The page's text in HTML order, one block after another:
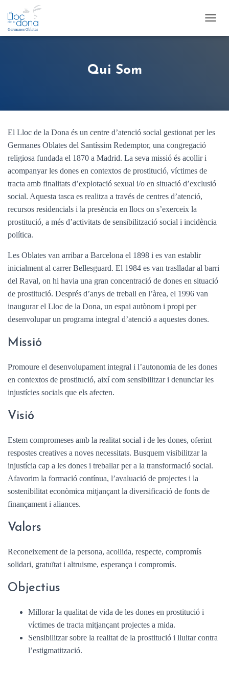
O
A
Qui Som
El Lloc de la Dona és un centre d’atenció social gestionat per les
Germanes Oblates del Santíssim Redemptor, una congregació
religiosa fundada el 1870 a Madrid. La seva missió és acollir i
acompanyar les dones en contextos de prostitució, víctimes de
tracta amb finalitats d’explotació sexual i/o en situació d’exclusió
social. Aquesta tasca es realitza a través de centres d’atenció,
recursos residencials i la presència en llocs on s’exerceix la
prostitució, a més d’activitats de sensibilització social i incidència
política.
Les Oblates van arribar a Barcelona el 1898 i es van establir
inicialment al carrer Bellesguard. El 1984 es van traslladar al barri
del Raval, on hi havia una gran concentració de dones en situació
de prostitució. Després d’anys de treball en l’àrea, el 1996 van
inaugurar el Lloc de la Dona, un espai autònom i propi per
desenvolupar un programa integral d’atenció a aquestes dones.
Missió
Promoure el desenvolupament integral i l’autonomia de les dones
en contextos de prostitució, així com sensibilitzar i denunciar les
injustícies socials que els afecten.
Visió
Estem compromeses amb la realitat social i de les dones, oferint
respostes creatives a noves necessitats. Busquem visibilitzar la
injustícia cap a les dones i treballar per a la transformació social.
Afavorim la formació contínua, l’avaluació de projectes i la
sostenibilitat econòmica mitjançant la diversificació de fonts de
finançament i aliances.
Valors
Reconeixement de la persona, acollida, respecte, compromís
solidari, gratuïtat i altruisme, esperança i compromís.
Objectius
Millorar la qualitat de vida de les dones en prostitució i
víctimes de tracta mitjançant projectes a mida.
Sensibilitzar sobre la realitat de la prostitució i lluitar contra
l’estigmatització.